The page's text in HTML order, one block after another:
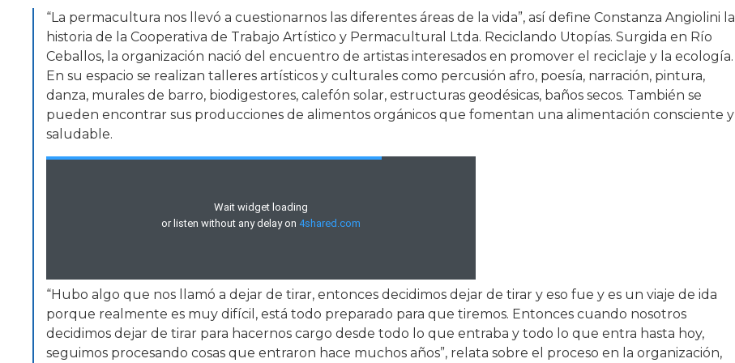
“La permacultura nos llevó a cuestionarnos las diferentes áreas de la vida”, así define Constanza Angiolini la
historia de la Cooperativa de Trabajo Artístico y Permacultural Ltda. Reciclando Utopías. Surgida en Río
Ceballos, la organización nació del encuentro de artistas interesados en promover el reciclaje y la ecología.
En su espacio se realizan talleres artísticos y culturales como percusión afro, poesía, narración, pintura,
danza, murales de barro, biodigestores, calefón solar, estructuras geodésicas, baños secos. También se
pueden encontrar sus producciones de alimentos orgánicos que fomentan una alimentación consciente y
saludable.
“Hubo algo que nos llamó a dejar de tirar, entonces decidimos dejar de tirar y eso fue y es un viaje de ida
porque realmente es muy difícil, está todo preparado para que tiremos. Entonces cuando nosotros
decidimos dejar de tirar para hacernos cargo desde todo lo que entraba y todo lo que entra hasta hoy,
seguimos procesando cosas que entraron hace muchos años”, relata sobre el proceso en la organización,